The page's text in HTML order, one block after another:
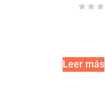
Leer más